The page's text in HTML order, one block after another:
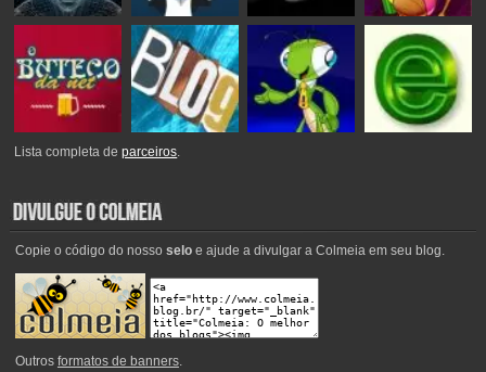
Lista completa deparceiros.
Copie o código do nosso seloe ajude a divulgar a Colmeia em seu blog.
Outros formatos de banners.